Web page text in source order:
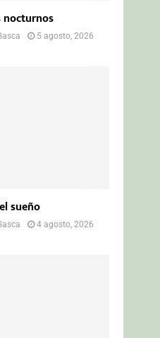
nocturnos
5 agosto, 2026
sueño
4 agosto, 2026